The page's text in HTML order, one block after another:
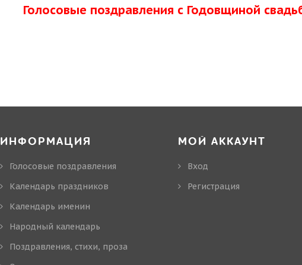
Голосовые поздравления с Годовщиной
ИНФОРМАЦИЯ
Голосовые поздравления
Календарь праздников
Календарь именин
Народный календарь
Поздравления, стихи, проза
МОЙ АККАУНТ
Вход
Регистрация